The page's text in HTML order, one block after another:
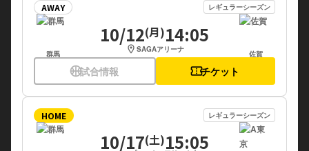
AWAY レギュラーシーズン
群馬
10/12(月)14:05
location_on SAGAアリーナ 佐賀
sports_basketball試合情報 confirmation_numberチケット
HOME レギュラーシーズン
10/17(土)15:05